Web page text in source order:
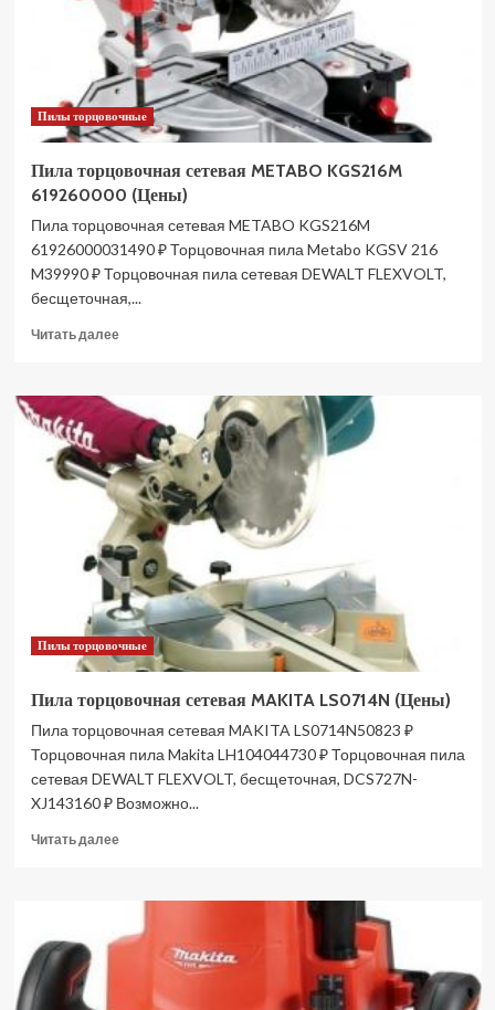
пильный
диск
(Цены)
Пилы торцовочные
Пила торцовочная сетевая METABO KGS216M
619260000 (Цены)
Пила торцовочная сетевая METABO KGS216M
61926000031490 ₽ Торцовочная пила Metabo KGSV 216
M39990 ₽ Торцовочная пила сетевая DEWALT FLEXVOLT,
бесщеточная,...
Читать далееПрочитать
торцовочная
сетевая
METABO
KGS216M
619260000
(Цены)
Пилы торцовочные
Пила торцовочная сетевая MAKITA LS0714N (Цены)
Пила торцовочная сетевая MAKITA LS0714N50823 ₽
Торцовочная пила Makita LH104044730 ₽ Торцовочная пила
сетевая DEWALT FLEXVOLT, бесщеточная, DCS727N-
XJ143160 ₽ Возможно...
Читать далееПрочитать
Пила
сетевая
MAKITA
(Цены)